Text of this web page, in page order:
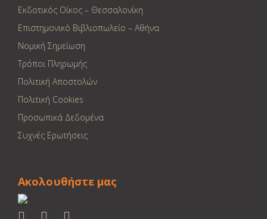
Εκδοτικός Οίκος – Θεσσαλονίκη
Επιστημονικό Βιβλιοπωλείο – Αθήνα
Νομική Σημείωση
Τρόποι Πληρωμής
Πολιτική Αποστολών
Πολιτική Cookies
Προσωπικά Δεδομένα
Συχνές Ερωτήσεις
Ακολουθήστε μας